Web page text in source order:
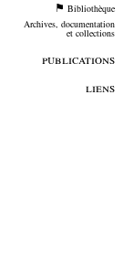
Bibliothèque
Archives, documentation
et collections
publications
liens